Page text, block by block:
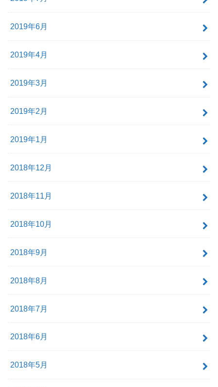
2019年6月
2019年4月
2019年3月
2019年2月
2019年1月
2018年12月
2018年11月
2018年10月
2018年9月
2018年8月
2018年7月
2018年6月
2018年5月